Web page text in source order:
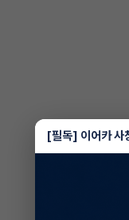
[필독] 이어카 사